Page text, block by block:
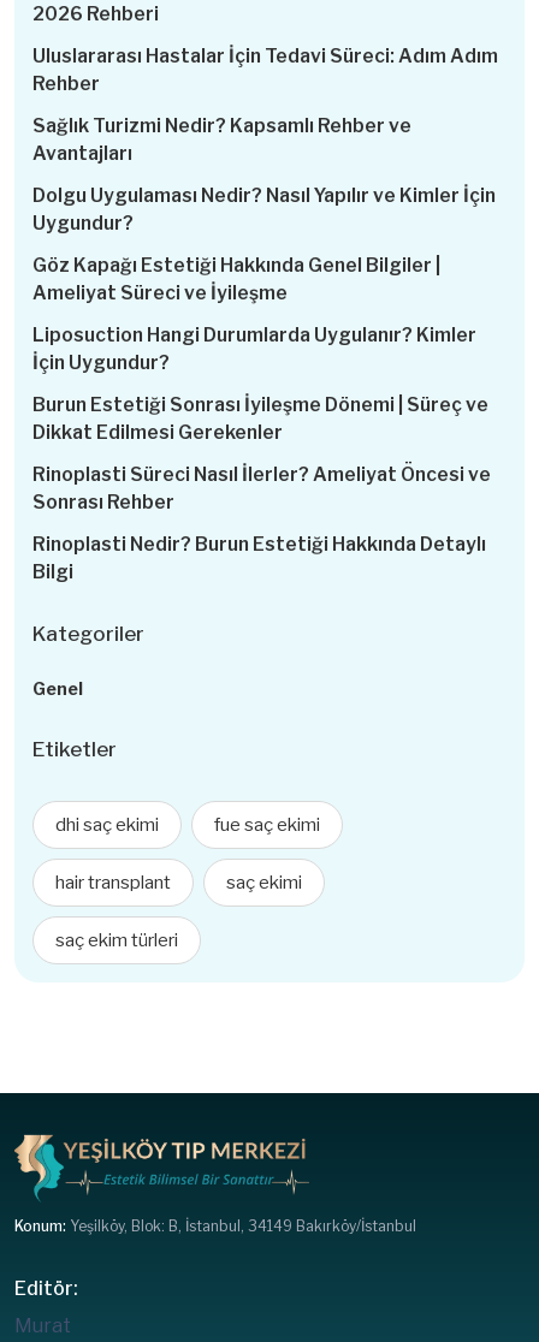
2026 Rehberi
Uluslararası Hastalar İçin Tedavi Süreci: Adım Adım
Rehber
Sağlık Turizmi Nedir? Kapsamlı Rehber ve
Avantajları
Dolgu Uygulaması Nedir? Nasıl Yapılır ve Kimler İçin
Uygundur?
Göz Kapağı Estetiği Hakkında Genel Bilgiler |
Ameliyat Süreci ve İyileşme
Liposuction Hangi Durumlarda Uygulanır? Kimler
İçin Uygundur?
Burun Estetiği Sonrası İyileşme Dönemi | Süreç ve
Dikkat Edilmesi Gerekenler
Rinoplasti Süreci Nasıl İlerler? Ameliyat Öncesi ve
Sonrası Rehber
Rinoplasti Nedir? Burun Estetiği Hakkında Detaylı
Bilgi
Kategoriler
Genel
Etiketler
dhi saç ekimi fue saç ekimi
hair transplant saç ekimi
saç ekim türleri
Konum: Yeşilköy, Blok: B, İstanbul, 34149 Bakırköy/İstanbul
Editör:
Murat